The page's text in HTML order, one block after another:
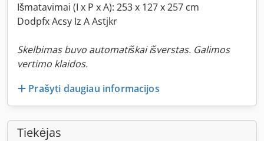
Išmatavimai (I x P x A): 253 x 127 x 257 cm
Dodpfx Acsy Iz A Astjkr
Skelbimas buvo automatiškai išverstas. Galimos
vertimo klaidos.
Prašyti daugiau informacijos
Tiekėjas